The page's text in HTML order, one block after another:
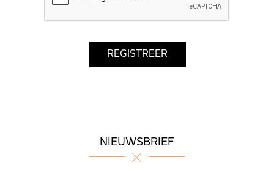
NIEUWSBRIEF